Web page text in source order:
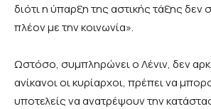
διότι η ύπαρξη της αστικής τάξης δεν
πλέον με την κοινωνία».
Ωστόσο, συμπληρώνει ο Λένιν, δεν
ανίκανοι οι κυρίαρχοι, πρέπει να
υποτελείς να ανατρέψουν την